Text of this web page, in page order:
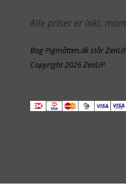
Alle priser er inkl.
Bag Pigmåtten.dk står
Copyright 2026 ZenUP